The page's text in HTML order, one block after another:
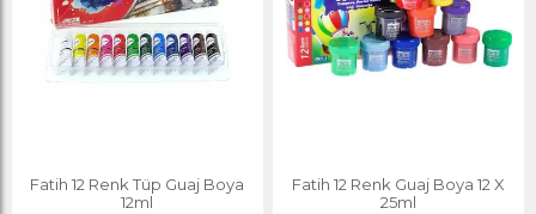
Fatih 12 Renk Tüp Guaj Boya
12ml
Fatih 12 Renk Guaj Boya 12 X
25ml